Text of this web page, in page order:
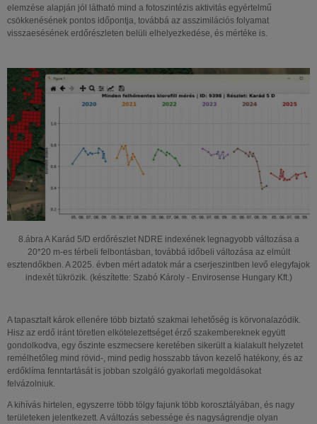
elemzése alapján jól látható mind a fotoszintézis aktivitás egyértelmű
csökkenésének pontos időpontja, továbbá az asszimilációs folyamat
visszaesésének erdőrészleten belüli elhelyezkedése, és mértéke is.
8.ábra A Karád 5/D erdőrészlet NDRE indexének legnagyobb változása a
20*20 m-es térbeli felbontásban, továbbá időbeli változása az elmúlt
esztendőkben. A 2025. évben mért adatok már a cserjeszintben levő elegyfajok
indexét tükrözik. (készítette: Szabó Károly - Envirosense Hungary Kft.)
A tapasztalt károk ellenére több biztató szakmai lehetőség is körvonalazódik.
Hisz az erdő iránt töretlen elkötelezettséget érző szakembereknek együtt
gondolkodva, egy őszinte eszmecsere keretében sikerült a kialakult helyzetet
remélhetőleg mind rövid-, mind pedig hosszabb távon kezelő hatékony, és az
erdőklíma fenntartását is jobban szolgáló gyakorlati megoldásokat
felvázolniuk.
A kihívás hirtelen, egyszerre több tölgy fajunk több korosztályában, és nagy
területeken jelentkezett. A változás sebessége és nagyságrendje olyan